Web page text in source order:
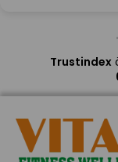
Trustindex